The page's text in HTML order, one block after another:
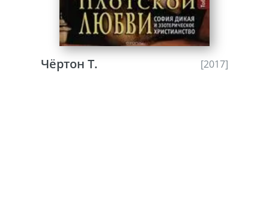
Чёртон Т. [2017]